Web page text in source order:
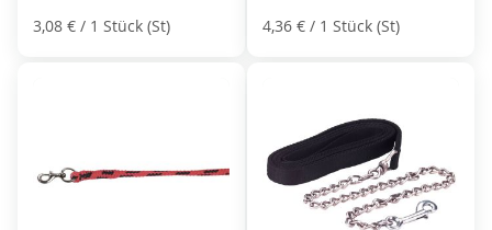
3,08 € / 1 Stück (St) 4,36 € / 1 Stück (St)